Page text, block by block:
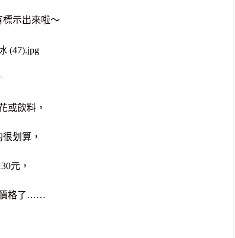
標示出來啦～
或飲料，
划算，
元，
價格了……